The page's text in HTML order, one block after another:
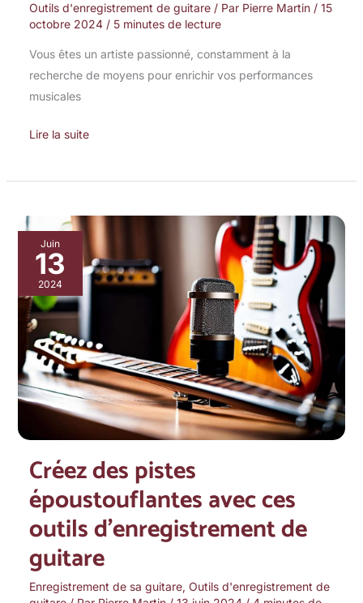
Outils d'enregistrement de guitare/ Par Pierre Martin / 15
octobre 2024 / 5 minutes de lecture
Vous êtes un artiste passionné, constamment à la
recherche de moyens pour enrichir vos performances
musicales
Lire la suite
Juin
13
2024
Créez des pistes
époustouflantes avec ces
outils d’enregistrement de
guitare
Enregistrement de sa guitare, Outils d'enregistrement de
Créez
des
pistes
époustouflantes
avec
ces
outils
d’enregistrement
de